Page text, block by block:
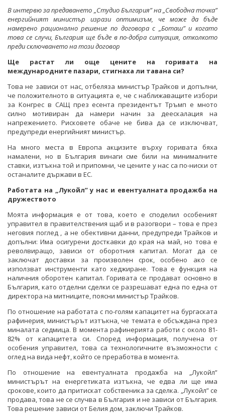
В интервю за предаването „Студио България” на „Свободна точка”
енергийният министър изрази оптимизъм, че може да бъде
намерено рационално решение по договора с „Боташ” и когато
това се случи, България ще бъде в по-добра ситуация, отколкото
преди сключването на този договор
Ще растат ли още цените на горивата на
международните пазари, стигнаха ли тавана си?
Това не зависи от нас, отбеляза министър Трайков и допълни,
че положителното в ситуацията е, че с наближаващите избори
за Конгрес в САЩ през есента президентът Тръмп е мното
силно мотивиран да намери начин за деескалация на
напрежението. Рисковете обаче не бива да се изключват,
предупреди енергийният министър.
На много места в Европа акцизите върху горивата бяха
намалени, но в България винаги сме били на минималните
ставки, изтъкна той и припомни, че цените у нас са по-ниски от
останалите държави в ЕС.
Работата на „Лукойл” у нас и евентуалната продажба на
дружеството
Моята информация е от това, което е споделил особеният
управител в правителствения щаб и в разогвори – това е през
неговия поглед , а не обективни данни, предупреди Трайков и
допълни: Има осигурени досткавки до края на май, но това е
револвиращо, зависи от оборотния капитал. Могат да се
заключат доставки за произволен срок, особено ако се
използват инструменти като хеджиране. Това е функция на
наличния оборотен капитал. Горивата се продават основно в
България, като отделни сделки се разрешават една по една от
директора на митниците, поясни министър Трайков.
По отношение на работата с по-голям капацитет на бургаската
рафинерия, министърът изтъкна, че темата е обсъждана през
миналата седмица. В момента рафинерията работи с около 81-
82% от капацитета си. Според информация, получена от
особения управител, това са технологичните възможности с
оглед на вида нефт, който се преработва в момента.
По отношение на евентуалната продажба на „Лукойл”
министърът на енергетиката изтъкна, че едва ли ще има
срокове, които да притискат собственика за сделка. „Лукойл” се
продава, това не се случва в България и не зависи от България.
Това решение зависи от Белия дом, заключи Трайков.